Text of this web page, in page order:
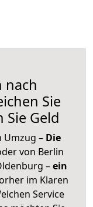
nach
Sie
Geld
Umzug – Die
von Berlin
–ein
im Klaren
Service